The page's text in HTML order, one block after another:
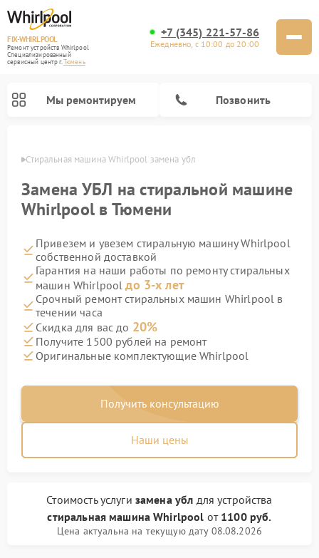
FIX-WHIRLPOOL
Ремонт устройств Whirlpool
Специализированный
cервисный центр г.Тюмень
+7 (345) 221-57-86
Ежедневно, с 10:00 до 20:00
Мы ремонтируем Позвонить
Стиральная машина Whirlpool замена убл
Замена УБЛ на стиральной машине
Whirlpool в Тюмени
Привезем и увезем стиральную машину Whirlpool
собственной доставкой
Гарантия на наши работы по ремонту стиральных
машин Whirlpoolдо 3-х лет
Срочный ремонт стиральных машин Whirlpool в
течении часа
Скидка для вас до 20%
Получите 1500 рублей на ремонт
Оригинальные комплектующие Whirlpool
Получить консультацию
Наши цены
Стоимость услуги замена убл для устройства
стиральная машина Whirlpool от 1100 руб.
Цена актуальна на текущую дату 08.08.2026